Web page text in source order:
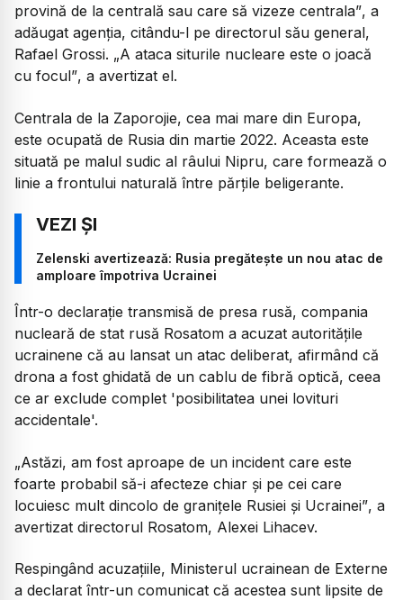
provină de la centrală sau care să vizeze centrala”, a
adăugat agenția, citându-l pe directorul său general,
Rafael Grossi. „A ataca siturile nucleare este o joacă
cu focul”, a avertizat el.
Centrala de la Zaporojie, cea mai mare din Europa,
este ocupată de Rusia din martie 2022. Aceasta este
situată pe malul sudic al râului Nipru, care formează o
linie a frontului naturală între părțile beligerante.
Zelenski avertizează: Rusia pregătește un nou atac de
amploare împotriva Ucrainei
Într-o declarație transmisă de presa rusă, compania
nucleară de stat rusă Rosatom a acuzat autoritățile
ucrainene că au lansat un atac deliberat, afirmând că
drona a fost ghidată de un cablu de fibră optică, ceea
ce ar exclude complet 'posibilitatea unei lovituri
accidentale'.
„Astăzi, am fost aproape de un incident care este
foarte probabil să-i afecteze chiar și pe cei care
locuiesc mult dincolo de granițele Rusiei și Ucrainei”, a
avertizat directorul Rosatom, Alexei Lihacev.
Respingând acuzațiile, Ministerul ucrainean de Externe
a declarat într-un comunicat că acestea sunt lipsite de